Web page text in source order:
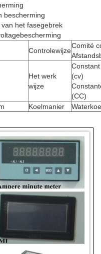
bescherming
het fasegebrek
Controlewijze
Comité
Het werk
wijze
(cv)
(CC)
Koelmanier